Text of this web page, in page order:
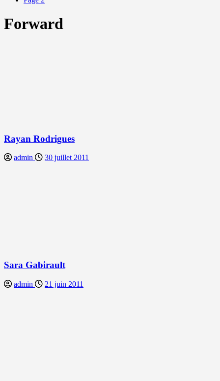
Forward
Rayan Rodrigues
admin 30 juillet 2011
Sara Gabirault
admin 21 juin 2011